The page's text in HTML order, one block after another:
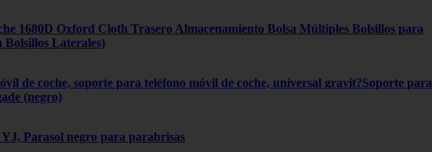
1680D Oxford Cloth Trasero Almacenamiento Bolsa Múltiples Bolsillos para
Laterales)
de coche, soporte para teléfono móvil de coche, universal gravit?Soporte para
(negro)
Parasol negro para parabrisas